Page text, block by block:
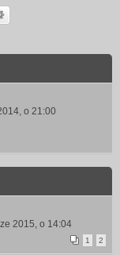
o 21:00
2015, o 14:04
1 2